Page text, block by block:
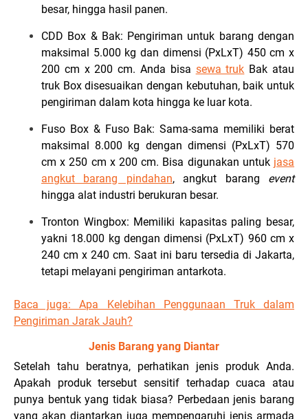
besar, hingga hasil panen.
CDD Box & Bak: Pengiriman untuk barang dengan
maksimal 5.000 kg dan dimensi (PxLxT) 450 cm x
200 cm x 200 cm. Anda bisa sewa truk Bak atau
truk Box disesuaikan dengan kebutuhan, baik untuk
pengiriman dalam kota hingga ke luar kota.
Fuso Box & Fuso Bak: Sama-sama memiliki berat
maksimal 8.000 kg dengan dimensi (PxLxT) 570
cm x 250 cm x 200 cm. Bisa digunakan untuk jasa
angkut barang pindahan, angkut barang event
hingga alat industri berukuran besar.
Tronton Wingbox: Memiliki kapasitas paling besar,
yakni 18.000 kg dengan dimensi (PxLxT) 960 cm x
240 cm x 240 cm. Saat ini baru tersedia di Jakarta,
tetapi melayani pengiriman antarkota.
Baca juga:Apa Kelebihan Penggunaan Truk dalam
Pengiriman Jarak Jauh?
Jenis Barang yang Diantar
Setelah tahu beratnya, perhatikan jenis produk Anda.
Apakah produk tersebut sensitif terhadap cuaca atau
punya bentuk yang tidak biasa? Perbedaan jenis barang
yang akan diantarkan juga mempengaruhi jenis armada